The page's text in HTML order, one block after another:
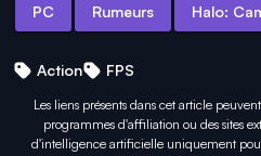
PC Rumeurs Halo:
Action FPS
Les liens présents dans cet article
programmes d'affiliation ou des sites
d'intelligence artificielle uniquement